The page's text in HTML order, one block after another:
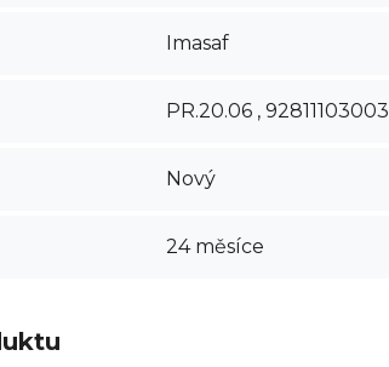
Imasaf
PR.20.06 , 92811103003
Nový
24 měsíce